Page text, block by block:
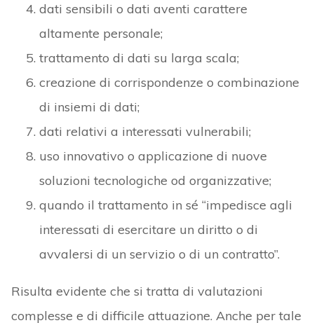
dati sensibili o dati aventi carattere
altamente personale;
trattamento di dati su larga scala;
creazione di corrispondenze o combinazione
di insiemi di dati;
dati relativi a interessati vulnerabili;
uso innovativo o applicazione di nuove
soluzioni tecnologiche od organizzative;
quando il trattamento in sé “impedisce agli
interessati di esercitare un diritto o di
avvalersi di un servizio o di un contratto”.
Risulta evidente che si tratta di valutazioni
complesse e di difficile attuazione. Anche per tale